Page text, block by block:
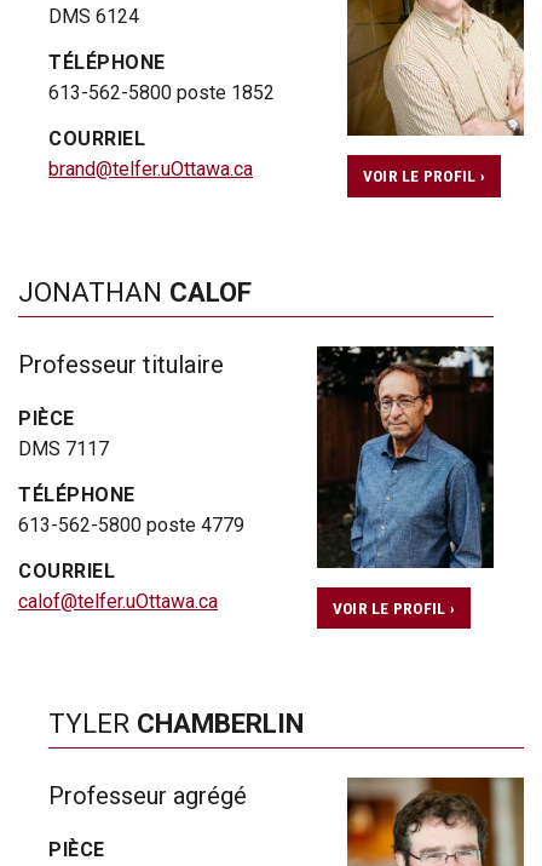
DMS 6124
TÉLÉPHONE
613-562-5800 poste 1852
COURRIEL
brand@telfer.uOttawa.ca
VOIR LE PROFIL ›
JONATHAN CALOF
Professeur titulaire
PIÈCE
DMS 7117
TÉLÉPHONE
613-562-5800 poste 4779
COURRIEL
calof@telfer.uOttawa.ca
VOIR LE PROFIL ›
TYLER CHAMBERLIN
Professeur agrégé
PIÈCE